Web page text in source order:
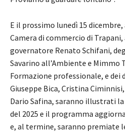
E il prossimo lunedì 15
Camera di commercio di
governatore Renato Schifani,
Savarino all’Ambiente e Mimmo
Formazione professionale, e
Giuseppe Bica, Cristina
Dario Safina, saranno illustrati
del 2025 e il programma
e, al termine, saranno premiate